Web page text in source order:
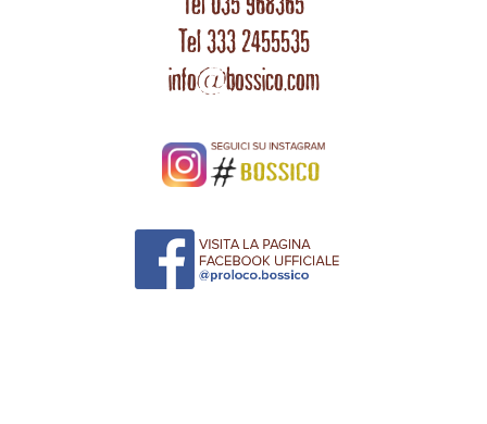
Tel 333 2455535
info@bossico.com